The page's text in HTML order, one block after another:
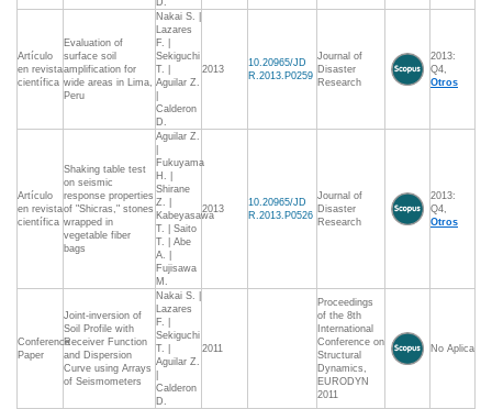
D.
Artículo
en revista
científica
Evaluation of
surface soil
amplification for
wide areas in Lima,
Peru
Nakai S. |
Lazares
F. |
Sekiguchi
T. |
Aguilar Z.
Calderon
D.
2013
10.20965/JD
R.2013.P0259
Journal of
Disaster
Research
2013:
Q4,
Otros
Artículo
en revista
científica
Shaking table test
on seismic
response properties
of "Shicras," stones
wrapped in
vegetable fiber
bags
Aguilar Z.
Fukuyama
H. |
Shirane
Z. |
Kabeyasawa
T. | Saito
T. | Abe
A. |
Fujisawa
M.
2013
10.20965/JD
R.2013.P0526
Journal of
Disaster
Research
2013:
Q4,
Otros
Conference
Paper
Joint-inversion of
Soil Profile with
Receiver Function
and Dispersion
Curve using Arrays
of Seismometers
Nakai S. |
Lazares
F. |
Sekiguchi
T. |
Aguilar Z.
Calderon
D.
2011
Proceedings
of the 8th
International
Conference on
Structural
Dynamics,
EURODYN
2011
No Aplica